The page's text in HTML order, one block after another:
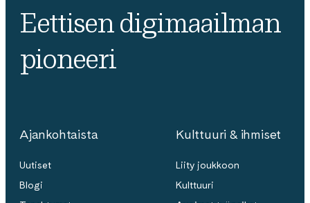
Eettisen digimaailman
pioneeri
Ajankohtaista
Uutiset
Blogi
Kulttuuri & ihmiset
Liity joukkoon
Kulttuuri